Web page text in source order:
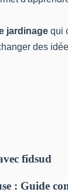
jardinage qui
des
fidsud
: Guide